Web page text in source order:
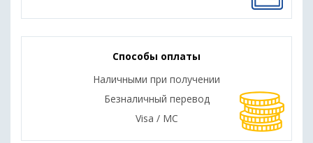
Способы оплаты
Наличными при получении
Безналичный перевод
Visa / MC